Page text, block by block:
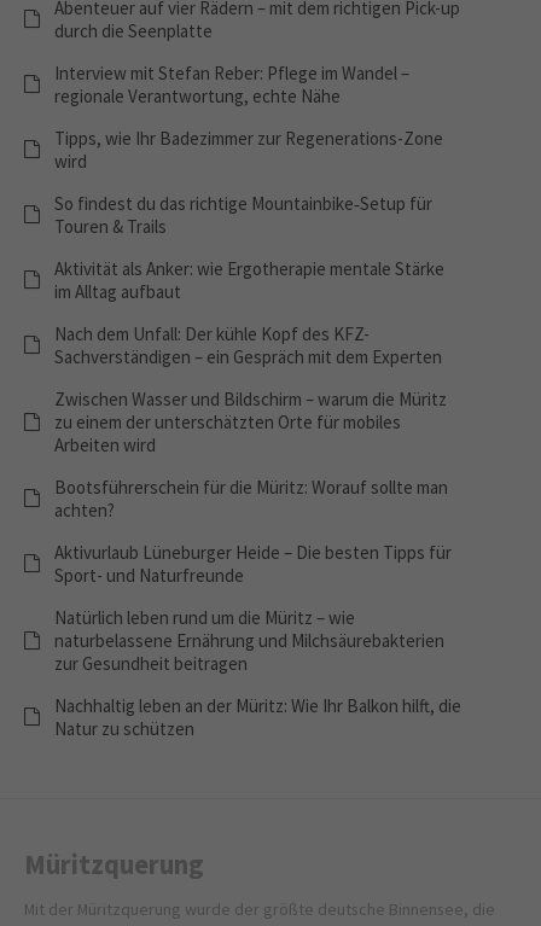
Abenteuer auf vier Rädern – mit dem richtigen Pick-up
durch die Seenplatte
Interview mit Stefan Reber: Pflege im Wandel –
regionale Verantwortung, echte Nähe
Tipps, wie Ihr Badezimmer zur Regenerations-Zone
wird
So findest du das richtige Mountainbike‑Setup für
Touren & Trails
Aktivität als Anker: wie Ergotherapie mentale Stärke
im Alltag aufbaut
Nach dem Unfall: Der kühle Kopf des KFZ-
Sachverständigen – ein Gespräch mit dem Experten
Zwischen Wasser und Bildschirm – warum die Müritz
zu einem der unterschätzten Orte für mobiles
Arbeiten wird
Bootsführerschein für die Müritz: Worauf sollte man
achten?
Aktivurlaub Lüneburger Heide – Die besten Tipps für
Sport- und Naturfreunde
Natürlich leben rund um die Müritz – wie
naturbelassene Ernährung und Milchsäurebakterien
zur Gesundheit beitragen
Nachhaltig leben an der Müritz: Wie Ihr Balkon hilft, die
Natur zu schützen
Müritzquerung
Mit der Müritzquerung wurde der größte deutsche Binnensee, die